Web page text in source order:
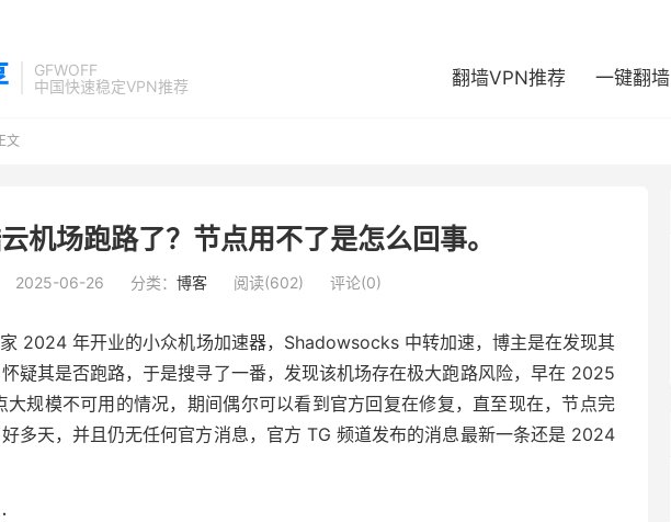
GFWOFF
中国快速稳定VPN推荐
翻墙VPN推荐 一键翻墙
文
机场跑路了？节点用不了是怎么回事。
2025-06-26 分类： 博客 阅读(602) 评论(0)
2024 年开业的小众机场加速器，Shadowsocks 中转加速，博主是在发现其
疑其是否跑路，于是搜寻了一番，发现该机场存在极大跑路风险，早在 2025
规模不可用的情况，期间偶尔可以看到官方回复在修复，直至现在，节点完
多天，并且仍无任何官方消息，官方 TG 频道发布的消息最新一条还是 2024